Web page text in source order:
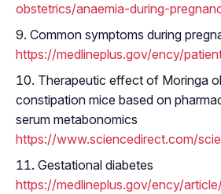
obstetrics/anaemia-during-
Common symptoms during
https://medlineplus.gov/ency/
Therapeutic effect of Moringa
constipation mice based on
serum metabonomics
https://www.sciencedirect.com/
Gestational diabetes
https://medlineplus.gov/ency/